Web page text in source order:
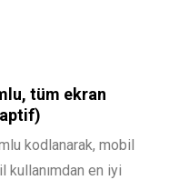
tüm ekran
kodlanarak, mobil
kullanımdan en iyi